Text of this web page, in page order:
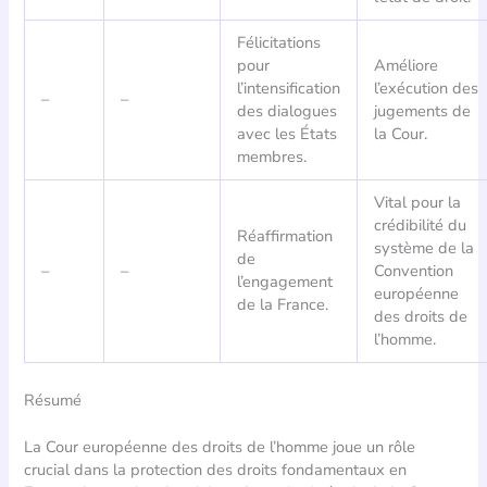
– –
Félicitations
pour
l’intensification
des dialogues
avec les États
membres.
Améliore
l’exécution des
jugements de
la Cour.
– –
Réaffirmation
de
l’engagement
de la France.
Vital pour la
crédibilité du
système de la
Convention
européenne
des droits de
l’homme.
Résumé
La Cour européenne des droits de l’homme joue un rôle
crucial dans la protection des droits fondamentaux en